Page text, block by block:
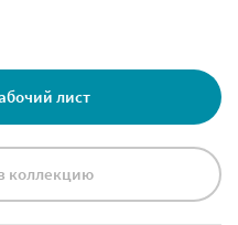
лист
коллекцию